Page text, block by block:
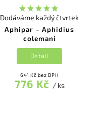
Aphipar – Aphidius
colemani
Dodáváme každý čtvrtek
641 Kč bez DPH
776 Kč / ks
Detail